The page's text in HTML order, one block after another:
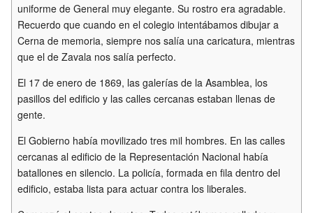
uniforme de General muy elegante. Su rostro era agradable.
Recuerdo que cuando en el colegio intentábamos dibujar a
Cerna de memoria, siempre nos salía una caricatura, mientras
que el de Zavala nos salía perfecto.
El 17 de enero de 1869, las galerías de la Asamblea, los
pasillos del edificio y las calles cercanas estaban llenas de
gente.
El Gobierno había movilizado tres mil hombres. En las calles
cercanas al edificio de la Representación Nacional había
batallones en silencio. La policía, formada en fila dentro del
edificio, estaba lista para actuar contra los liberales.